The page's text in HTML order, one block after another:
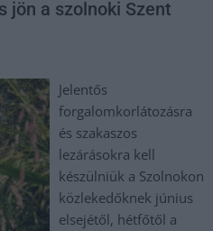
jön a szolnoki Szent
Jelentős
forgalomkorlátozásra
és szakaszos
lezárásokra kell
készülniük a Szolnokon
közlekedőknek június
elsejétől, hétfőtől a